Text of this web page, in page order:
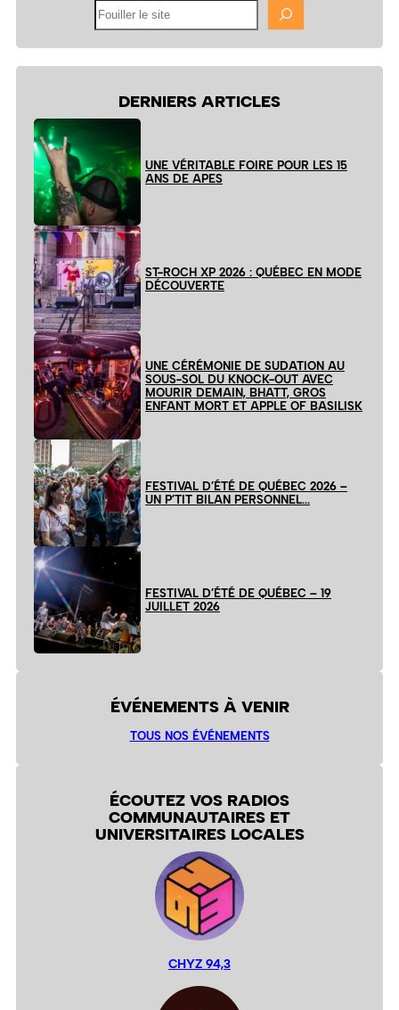
DERNIERS ARTICLES
UNE VÉRITABLE FOIRE POUR LES 15
ANS DE APES
ST-ROCH XP 2026 : QUÉBEC EN MODE
DÉCOUVERTE
UNE CÉRÉMONIE DE SUDATION AU
SOUS-SOL DU KNOCK-OUT AVEC
MOURIR DEMAIN, BHATT, GROS
ENFANT MORT ET APPLE OF BASILISK
FESTIVAL D’ÉTÉ DE QUÉBEC 2026 –
UN P’TIT BILAN PERSONNEL…
FESTIVAL D’ÉTÉ DE QUÉBEC – 19
JUILLET 2026
ÉVÉNEMENTS À VENIR
TOUS NOS ÉVÉNEMENTS
ÉCOUTEZ VOS RADIOS
COMMUNAUTAIRES ET
UNIVERSITAIRES LOCALES
CHYZ 94,3